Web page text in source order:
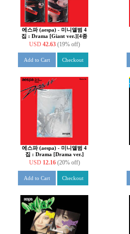
에스파 (aespa) - 미니앨범 4
집 : Drama [Giant ver.][4종
SET]
USD 42.63 (19% off)
Add to Cart Checkout
에스파 (aespa) - 미니앨범 4
집 : Drama [Drama ver.]
USD 12.16 (20% off)
Add to Cart Checkout